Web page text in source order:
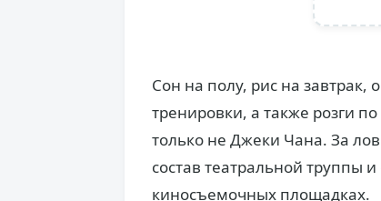
Сон на полу, рис на
тренировки, а также розги
только не Джеки Чана. За
состав теат­ральной труппы
киносъемочных площадках.